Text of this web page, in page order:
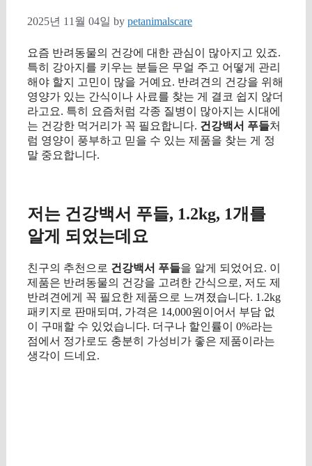
2025년 11월 04일 by petanimalscare
요즘 반려동물의 건강에 대한 관심이 많아지고 있죠.
특히 강아지를 키우는 분들은 무얼 주고 어떻게 관리
해야 할지 고민이 많을 거예요. 반려견의 건강을 위해
영양가 있는 간식이나 사료를 찾는 게 결코 쉽지 않더
라고요. 특히 요즘처럼 각종 질병이 많아지는 시대에
는 건강한 먹거리가 꼭 필요합니다. 건강백서 푸들처
럼 영양이 풍부하고 믿을 수 있는 제품을 찾는 게 정
말 중요합니다.
저는 건강백서 푸들, 1.2kg, 1개를
알게 되었는데요
친구의 추천으로 건강백서 푸들을 알게 되었어요. 이
제품은 반려동물의 건강을 고려한 간식으로, 저도 제
반려견에게 꼭 필요한 제품으로 느껴졌습니다. 1.2kg
패키지로 판매되며, 가격은 14,000원이어서 부담 없
이 구매할 수 있었습니다. 더구나 할인률이 0%라는
점에서 정가로도 충분히 가성비가 좋은 제품이라는
생각이 드네요.